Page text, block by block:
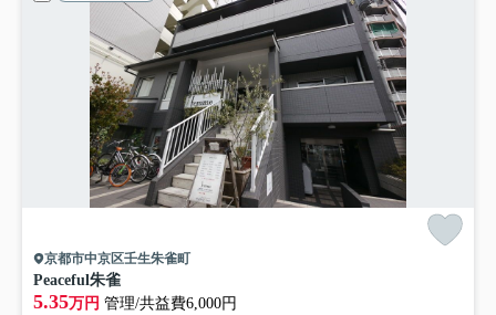
京都市中京区壬生朱雀町
Peaceful朱雀
5.35万円 管理/共益費6,000円